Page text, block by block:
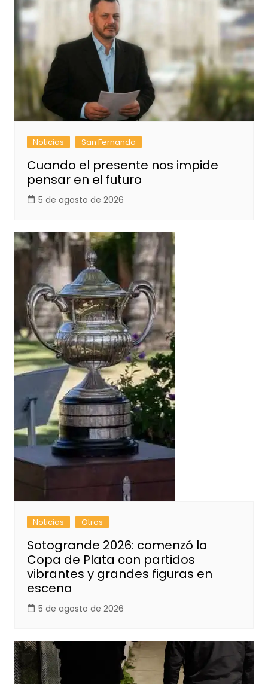
Noticias San Fernando
Cuando el presente nos impide
pensar en el futuro
5 de agosto de 2026
Noticias Otros
Sotogrande 2026: comenzó la
Copa de Plata con partidos
vibrantes y grandes figuras en
escena
5 de agosto de 2026